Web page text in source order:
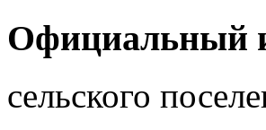
Официальный
cельского